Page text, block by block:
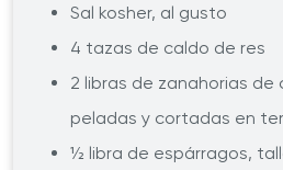
Sal kosher, al gusto
4 tazas de caldo de res
2 libras de zanahorias de
peladas y cortadas en
½ libra de espárragos,